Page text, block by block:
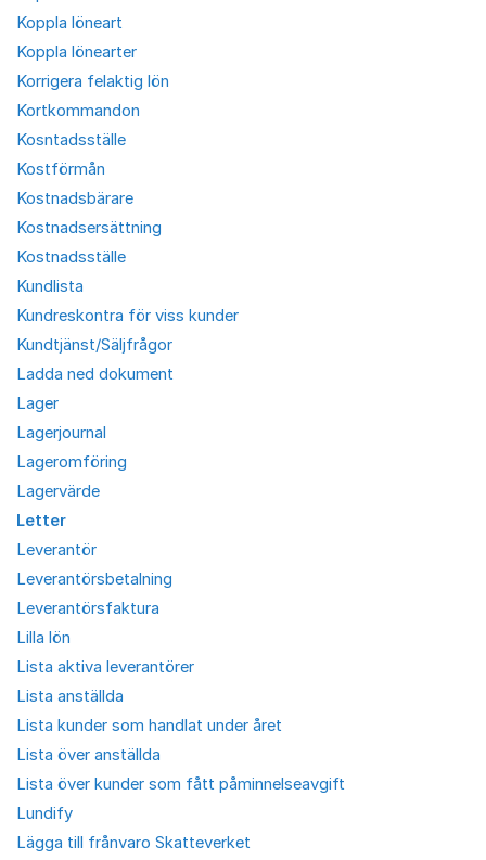
Koppla löneart
Koppla lönearter
Korrigera felaktig lön
Kortkommandon
Kosntadsställe
Kostförmån
Kostnadsbärare
Kostnadsersättning
Kostnadsställe
Kundlista
Kundreskontra för viss kunder
Kundtjänst/Säljfrågor
Ladda ned dokument
Lager
Lagerjournal
Lageromföring
Lagervärde
Letter
Leverantör
Leverantörsbetalning
Leverantörsfaktura
Lilla lön
Lista aktiva leverantörer
Lista anställda
Lista kunder som handlat under året
Lista över anställda
Lista över kunder som fått påminnelseavgift
Lundify
Lägga till frånvaro Skatteverket